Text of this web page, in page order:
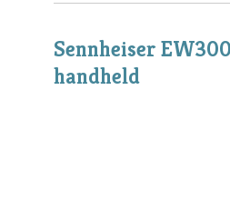
Sennheiser
handheld